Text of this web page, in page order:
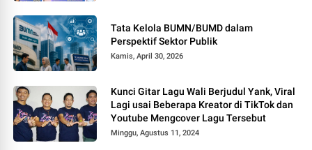
Tata Kelola BUMN/BUMD dalam
Perspektif Sektor Publik
Kamis, April 30, 2026
Kunci Gitar Lagu Wali Berjudul Yank, Viral
Lagi usai Beberapa Kreator di TikTok dan
Youtube Mengcover Lagu Tersebut
Minggu, Agustus 11, 2024